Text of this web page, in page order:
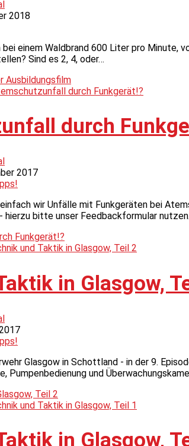
2018
einem Waldbrand 600 Liter pro Minute,
Sind es 2, 4, oder…
Ausbildungsfilm
durch
2017
wir Unfälle mit Funkgeräten bei
bitte unser Feedbackformular
Funkgerät!?
in Glasgow,
Glasgow in Schottland - in der 9.
Pumpenbedienung und
Teil 2
in Glasgow,